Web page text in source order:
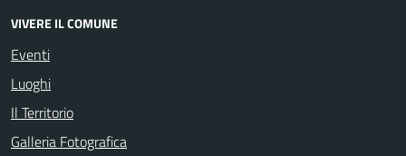
VIVERE IL COMUNE
Eventi
Luoghi
Il Territorio
Galleria Fotografica